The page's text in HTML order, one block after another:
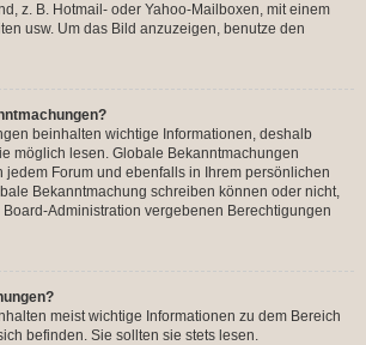
z. B. Hotmail- oder Yahoo-Mailboxen, mit einem
usw. Um das Bild anzuzeigen, benutze den
beinhalten wichtige Informationen, deshalb
möglich lesen. Globale Bekanntmachungen
jedem Forum und ebenfalls in Ihrem persönlichen
Bekanntmachung schreiben können oder nicht,
Administration vergebenen Berechtigungen
meist wichtige Informationen zu dem Bereich
befinden. Sie sollten sie stets lesen.